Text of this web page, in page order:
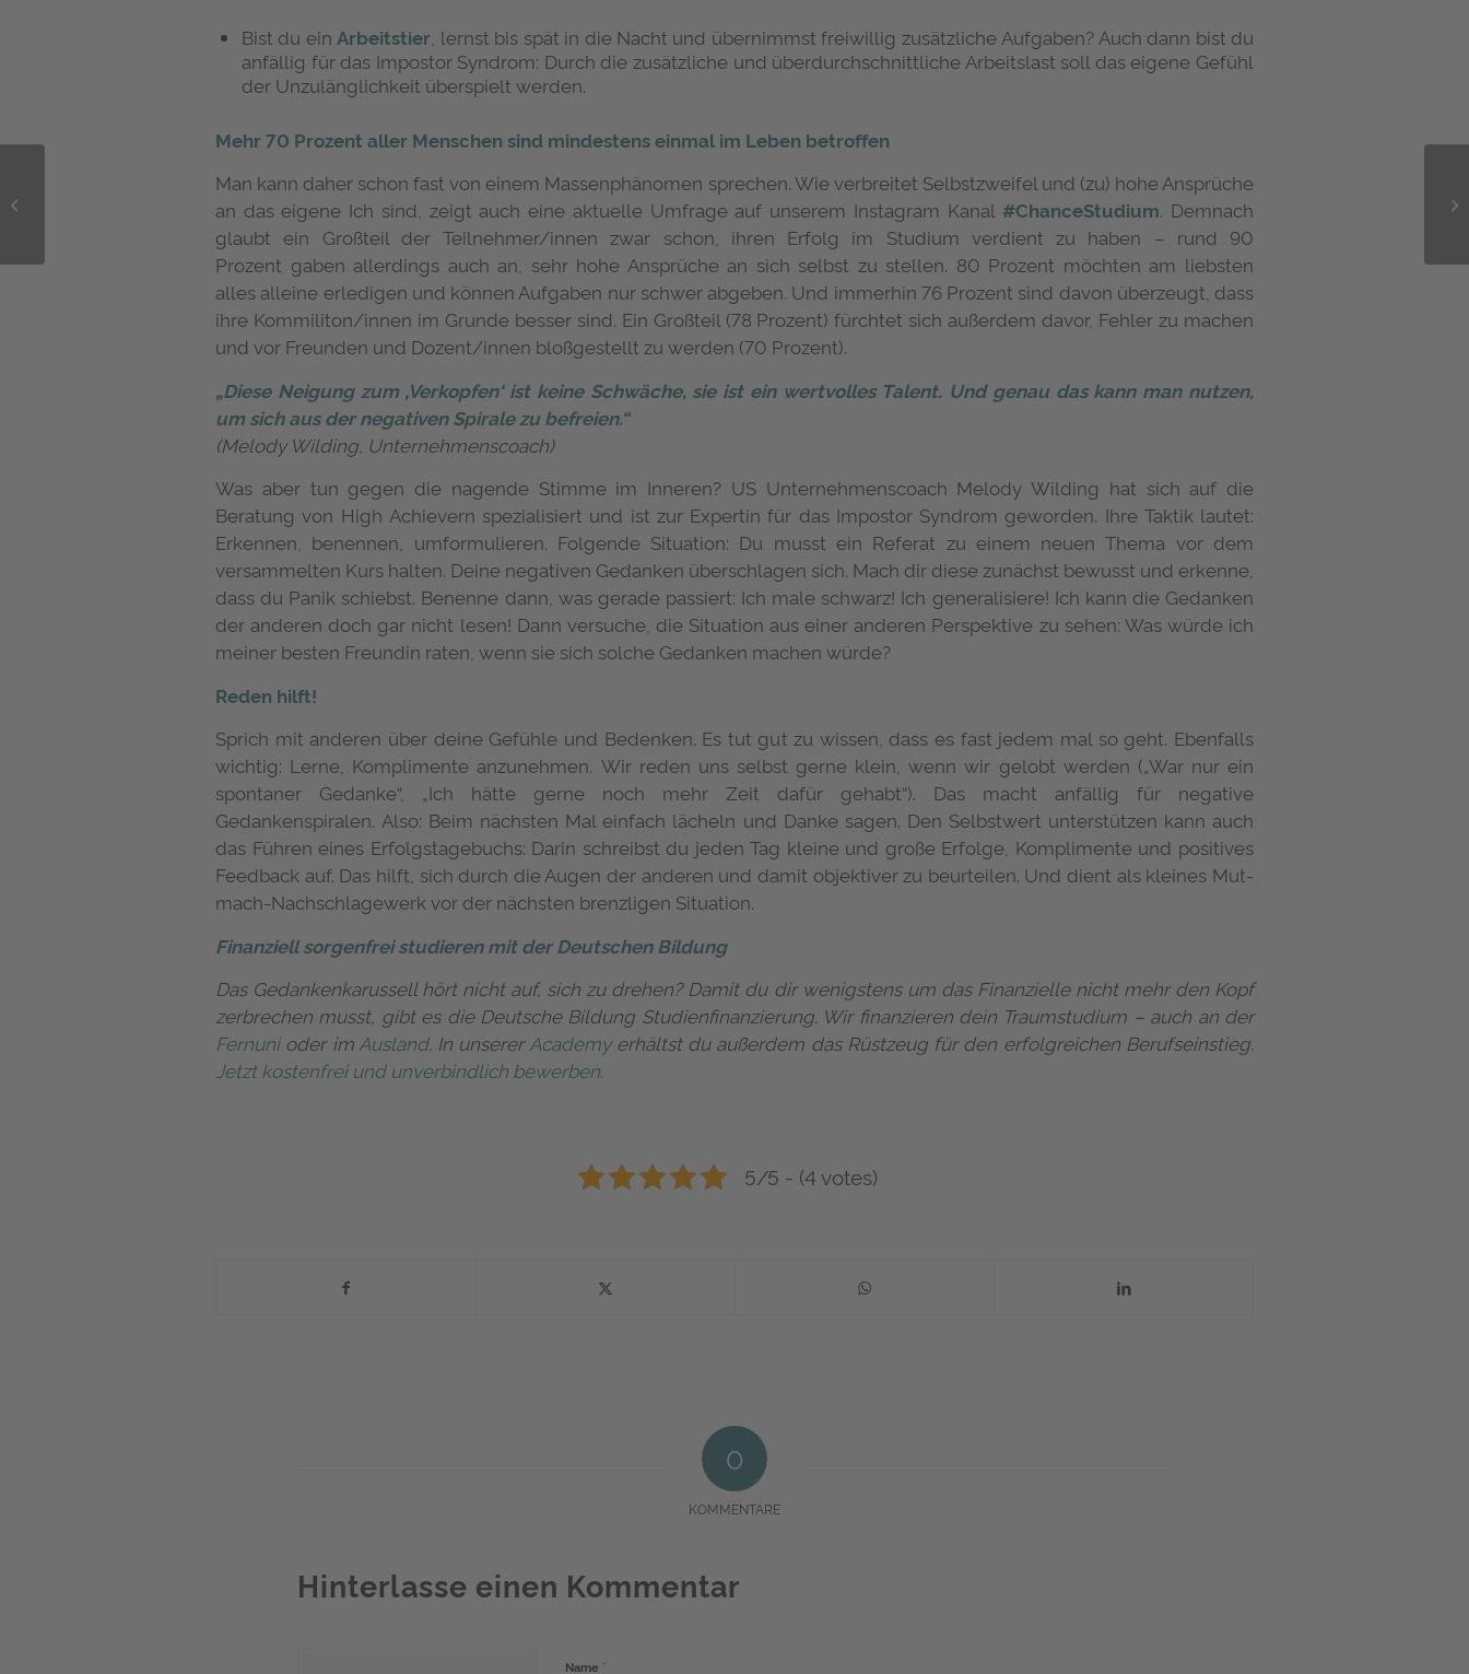
Bist du ein Arbeitstier , lernst bis spät in die Nacht und übernimmst freiwillig zusätzliche Aufgaben? Auch dann bist du
anfällig für das Impostor Syndrom: Durch die zusätzliche und überdurchschnittliche Arbeitslast soll das eigene Gefühl
der Unzulänglichkeit überspielt werden.
Mehr 70 Prozent aller Menschen sind mindestens einmal im Leben betroffen
Man kann daher schon fast von einem Massenphänomen sprechen. Wie verbreitet Selbstzweifel und (zu) hohe Ansprüche
an das eigene Ich sind, zeigt auch eine aktuelle Umfrage auf unserem Instagram Kanal #ChanceStudium. Demnach
glaubt ein Großteil der Teilnehmer/innen zwar schon, ihren Erfolg im Studium verdient zu haben – rund 90
Prozent gaben allerdings auch an, sehr hohe Ansprüche an sich selbst zu stellen. 80 Prozent möchten am liebsten
alles alleine erledigen und können Aufgaben nur schwer abgeben. Und immerhin 76 Prozent sind davon überzeugt, dass
ihre Kommiliton/innen im Grunde besser sind. Ein Großteil (78 Prozent) fürchtet sich außerdem davor, Fehler zu machen
und vor Freunden und Dozent/innen bloßgestellt zu werden (70 Prozent).
„Diese Neigung zum ‚Verkopfen‘ ist keine Schwäche, sie ist ein wertvolles Talent. Und genau das kann man nutzen,
um sich aus der negativen Spirale zu befreien.“
(Melody Wilding, Unternehmenscoach)
Was aber tun gegen die nagende Stimme im Inneren? US Unternehmenscoach Melody Wilding hat sich auf die
Beratung von High Achievern spezialisiert und ist zur Expertin für das Impostor Syndrom geworden. Ihre Taktik lautet:
Erkennen, benennen, umformulieren. Folgende Situation: Du musst ein Referat zu einem neuen Thema vor dem
versammelten Kurs halten. Deine negativen Gedanken überschlagen sich. Mach dir diese zunächst bewusst und erkenne,
dass du Panik schiebst. Benenne dann, was gerade passiert: Ich male schwarz! Ich generalisiere! Ich kann die Gedanken
der anderen doch gar nicht lesen! Dann versuche, die Situation aus einer anderen Perspektive zu sehen: Was würde ich
meiner besten Freundin raten, wenn sie sich solche Gedanken machen würde?
Reden hilft!
Sprich mit anderen über deine Gefühle und Bedenken. Es tut gut zu wissen, dass es fast jedem mal so geht. Ebenfalls
wichtig: Lerne, Komplimente anzunehmen. Wir reden uns selbst gerne klein, wenn wir gelobt werden („War nur ein
spontaner Gedanke“, „Ich hätte gerne noch mehr Zeit dafür gehabt“). Das macht anfällig für negative
Gedankenspiralen. Also: Beim nächsten Mal einfach lächeln und Danke sagen. Den Selbstwert unterstützen kann auch
das Führen eines Erfolgstagebuchs: Darin schreibst du jeden Tag kleine und große Erfolge, Komplimente und positives
Feedback auf. Das hilft, sich durch die Augen der anderen und damit objektiver zu beurteilen. Und dient als kleines Mut-
mach-Nachschlagewerk vor der nächsten brenzligen Situation.
Finanziell sorgenfrei studieren mit der Deutschen Bildung
Das Gedankenkarussell hört nicht auf, sich zu drehen? Damit du dir wenigstens um das Finanzielle nicht mehr den Kopf
zerbrechen musst, gibt es die Deutsche Bildung Studienfinanzierung. Wir finanzieren dein Traumstudium – auch an der
Fernunioder im Ausland. In unsererAcademyerhältst du außerdem das Rüstzeug für den erfolgreichen Berufseinstieg.
Jetzt kostenfrei und unverbindlich bewerben.
5/5 - (4 votes)
0
KOMMENTARE
Hinterlasse einen Kommentar
Name *
Präsenzstudium